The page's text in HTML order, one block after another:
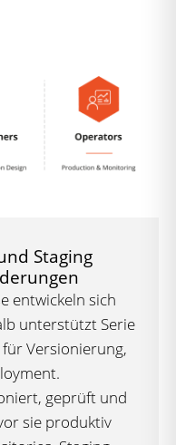
Staging
entwickeln sich
unterstützt Serie
Versionierung,
geprüft und
sie produktiv